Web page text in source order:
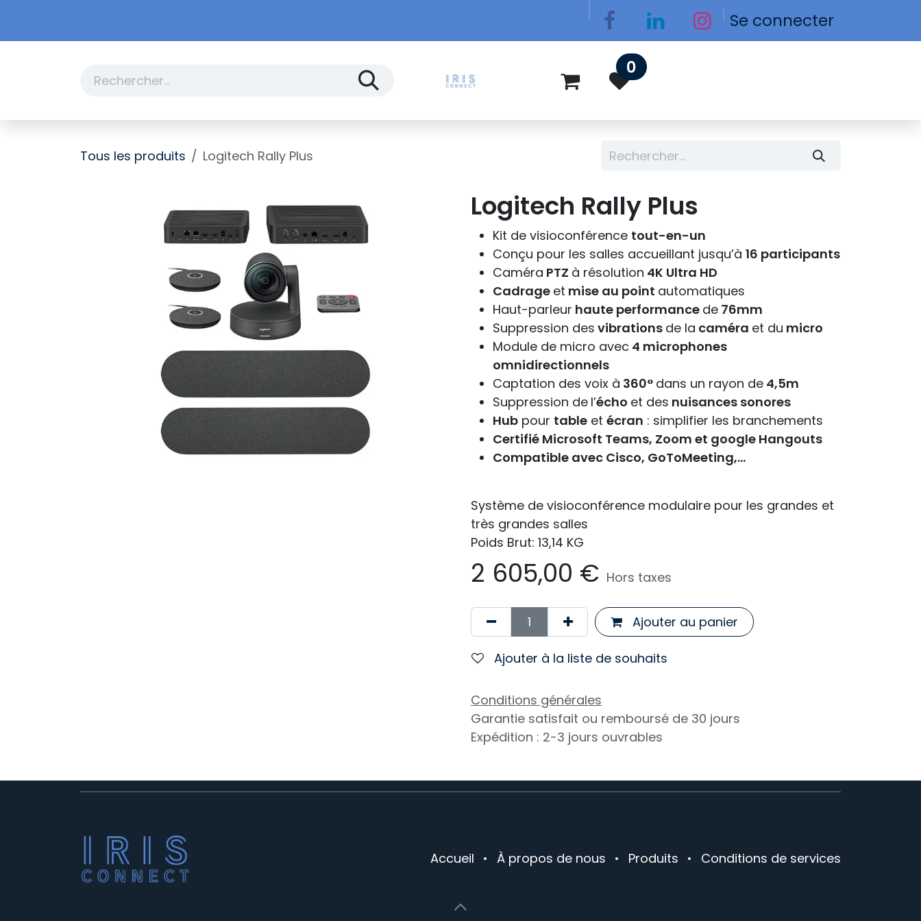
Se connecter
0
Tous les produits Logitech Rally Plus
Logitech Rally Plus
Kit de visioconférence tout-en-un
Conçu pour les salles accueillant jusqu’à 16 participants
Caméra PTZ à résolution 4K Ultra HD
Cadrage et mise au point automatiques
Haut-parleur haute performance de 76mm
Suppression des vibrations de la caméra et du micro
Module de micro avec 4 microphones
omnidirectionnels
Captation des voix à 360° dans un rayon de 4,5m
Suppression de l’écho et des nuisances sonores
Hub pour table et écran : simplifier les branchements
Certifié Microsoft Teams, Zoom et google Hangouts
Compatible avec Cisco, GoToMeeting,…
Système de visioconférence modulaire pour les grandes et
très grandes salles
Poids Brut: 13,14 KG
2 605,00 € Hors taxes
Ajouter au panier
Ajouter à la liste de souhaits
Conditions générales
Garantie satisfait ou remboursé de 30 jours
Expédition : 2-3 jours ouvrables
Accueil • À propos de nous • Produits • Conditions de services